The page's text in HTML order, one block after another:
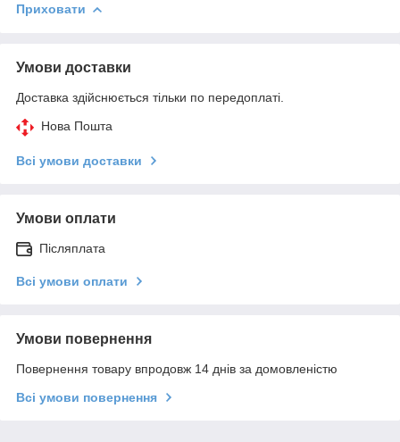
Приховати
Умови доставки
Доставка здійснюється тільки по передоплаті.
Нова Пошта
Всі умови доставки
Умови оплати
Післяплата
Всі умови оплати
Умови повернення
Повернення товару впродовж 14 днів за домовленістю
Всі умови повернення